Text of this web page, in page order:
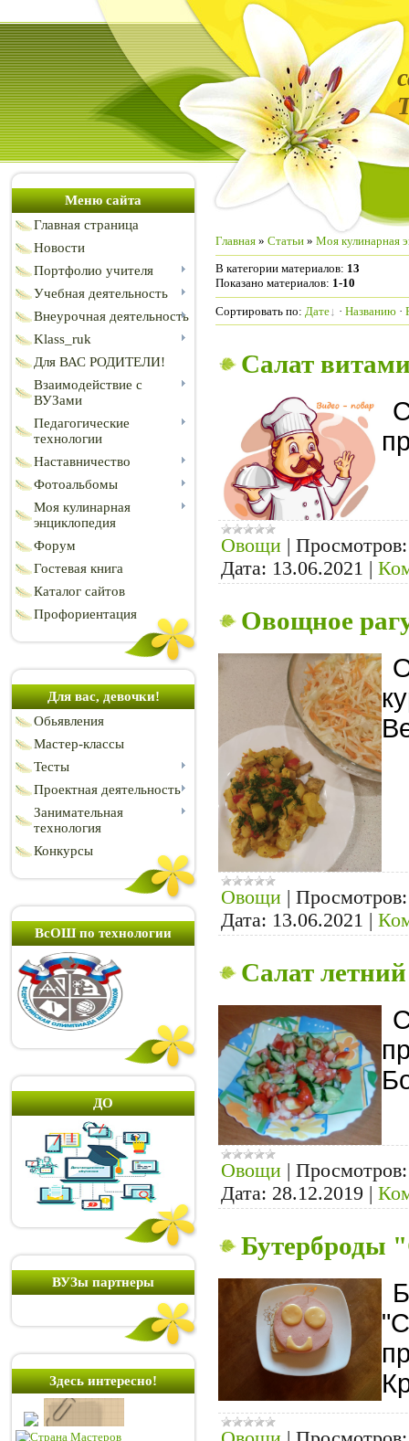
Меню сайта
Главная страница
Новости
Портфолио учителя
Учебная деятельность
Внеурочная деятельность
Klass_ruk
Для ВАС РОДИТЕЛИ!
Взаимодействие с
ВУЗами
Педагогические
технологии
Наставничество
Фотоальбомы
Моя кулинарная
энциклопедия
Форум
Гостевая книга
Каталог сайтов
Профориентация
Для вас, девочки!
Обьявления
Мастер-классы
Тесты
Проектная деятельность
Занимательная
технология
Конкурсы
ВсОШ по технологии
ДО
ВУЗы партнеры
Здесь интересно!
Главная » Статьи » Моя кулинарная
В категории материалов: 13
Показано материалов: 1-10
Сортировать по: Дате · Названию ·
Салат
Овощи | Просмотров:
Дата: 13.06.2021 |
Овощное
Овощи | Просмотров:
Дата: 13.06.2021 |
Салат летний
Овощи | Просмотров:
Дата: 28.12.2019 |
Бутерброды